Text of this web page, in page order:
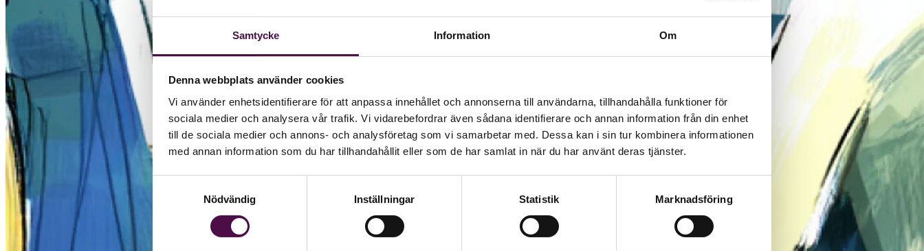
Samtycke Information Om
Denna webbplats använder cookies
Vi använder enhetsidentifierare för att anpassa innehållet och annonserna till användarna, tillhandahålla funktioner för
sociala medier och analysera vår trafik. Vi vidarebefordrar även sådana identifierare och annan information från din enhet
till de sociala medier och annons- och analysföretag som vi samarbetar med. Dessa kan i sin tur kombinera informationen
med annan information som du har tillhandahållit eller som de har samlat in när du har använt deras tjänster.
Nödvändig
Inställningar Statistik Marknadsföring